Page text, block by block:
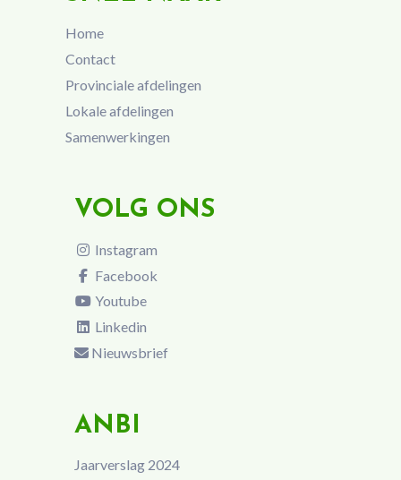
Home
Contact
Provinciale afdelingen
Lokale afdelingen
Samenwerkingen
VOLG ONS
Instagram
Facebook
Youtube
Linkedin
Nieuwsbrief
ANBI
Jaarverslag 2024